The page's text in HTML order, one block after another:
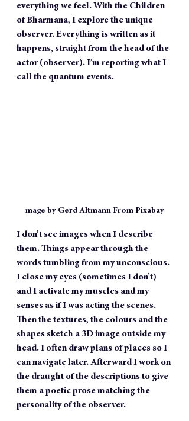
everything we feel. With the Children
of Bharmana, I explore the unique
observer. Everything is written as it
happens, straight from the head of the
actor (observer). I’m reporting what I
call the quantum events.
mage by Gerd Altmann From Pixabay
I don’t see images when I describe
them. Things appear through the
words tumbling from my unconscious.
I close my eyes (sometimes I don’t)
and I activate my muscles and my
senses as if I was acting the scenes.
Then the textures, the colours and the
shapes sketch a 3D image outside my
head. I often draw plans of places so I
can navigate later. Afterward I work on
the draught of the descriptions to give
them a poetic prose matching the
personality of the observer.